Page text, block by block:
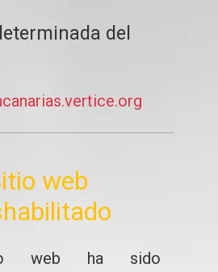
del
web
web ha sido